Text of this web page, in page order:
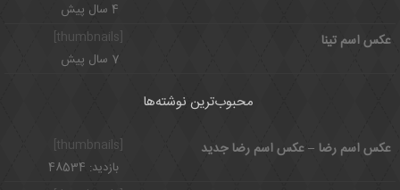
4 سال پیش
عکس اسم تینا
7 سال پیش
محبوب‌ترین نوشته‌ها
عکس اسم رضا – عکس اسم رضا جدید
بازدید: 48534